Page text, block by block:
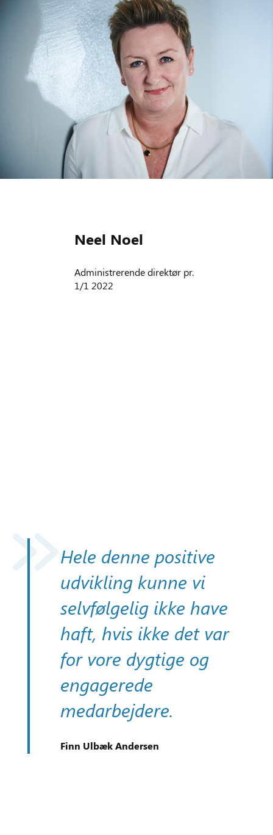
Neel Noel
Administrerende direktør pr.
1/1 2022
Hele denne positive
udvikling kunne vi
selvfølgelig ikke have
haft, hvis ikke det var
for vore dygtige og
engagerede
medarbejdere.
Finn Ulbæk Andersen